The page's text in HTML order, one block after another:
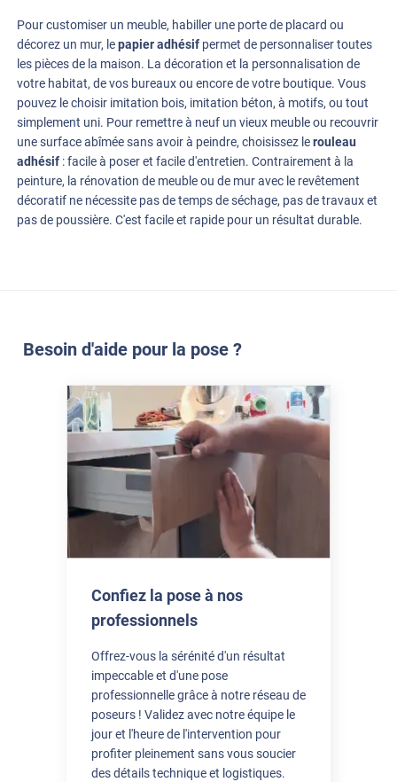
Pour customiser un meuble, habiller une porte de placard ou
décorez un mur, lepapier adhésifpermet de personnaliser toutes
les pièces de la maison. La décoration et la personnalisation de
votre habitat, de vos bureaux ou encore de votre boutique. Vous
pouvez le choisir imitation bois, imitation béton, à motifs, ou tout
simplement uni. Pour remettre à neuf un vieux meuble ou recouvrir
une surface abîmée sans avoir à peindre, choisissez lerouleau
adhésif: facile à poser et facile d'entretien. Contrairement à la
peinture, la rénovation de meuble ou de mur avec le revêtement
décoratif ne nécessite pas de temps de séchage, pas de travaux et
pas de poussière. C'est facile et rapide pour un résultat durable.
Besoin d'aide pour la pose ?
Confiez la pose à nos
professionnels
Offrez-vous la sérénité d'un résultat
impeccable et d'une pose
professionnelle grâce à notre réseau de
poseurs ! Validez avec notre équipe le
jour et l'heure de l'intervention pour
profiter pleinement sans vous soucier
des détails technique et logistiques.